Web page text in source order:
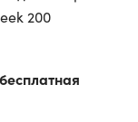
200
бесплатная